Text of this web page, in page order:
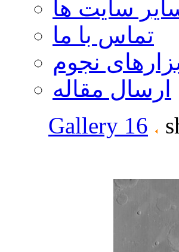
سایت ها
تماس با ما
نجوم
ارسال مقاله
Gallery 16